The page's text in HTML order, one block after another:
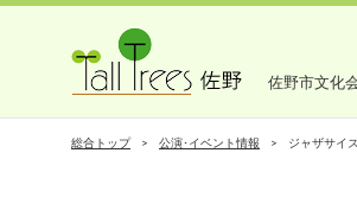
佐野市文化
総合トップ 公演･イベント情報 ジャザサイ